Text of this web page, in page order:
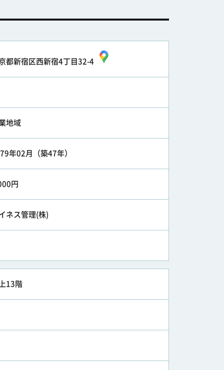
都新宿区西新宿4丁目32-4
地域
年02月（築47年）
円
ネス管理(株)
13階